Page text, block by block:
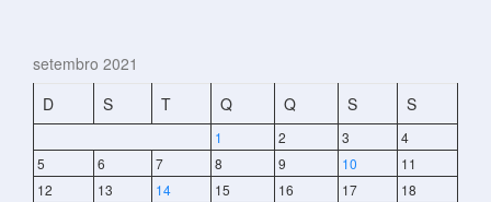
setembro 2021
D
S T Q Q S S
1 2 3
4
5
6 7 8 9 10
11
12
13 14 15 16 17
18